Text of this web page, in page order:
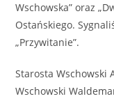
Wschowska” oraz
Ostańskiego.
„Przywitanie”.
Starosta Wschowski
Wschowski